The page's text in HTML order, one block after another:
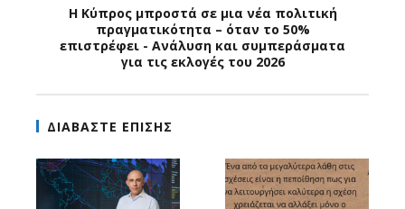
Η Κύπρος μπροστά σε μια νέα πολιτική
πραγματικότητα – όταν το 50%
επιστρέφει - Ανάλυση και συμπεράσματα
για τις εκλογές του 2026
ΔΙΑΒΑΣΤΕ ΕΠΙΣΗΣ